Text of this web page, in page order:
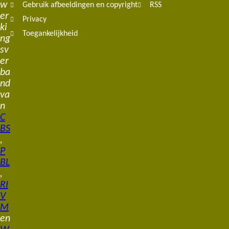
w
er
ki
ng
sv
er
ba
nd
va
n
C
BS
,
P
BL
,
RI
V
M
en
Gebruik afbeeldingen en copyright
Privacy
Toegankelijkheid
RSS